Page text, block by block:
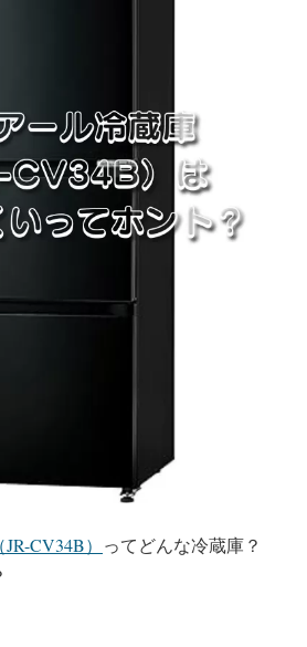
CV34B） ってどんな冷蔵庫？